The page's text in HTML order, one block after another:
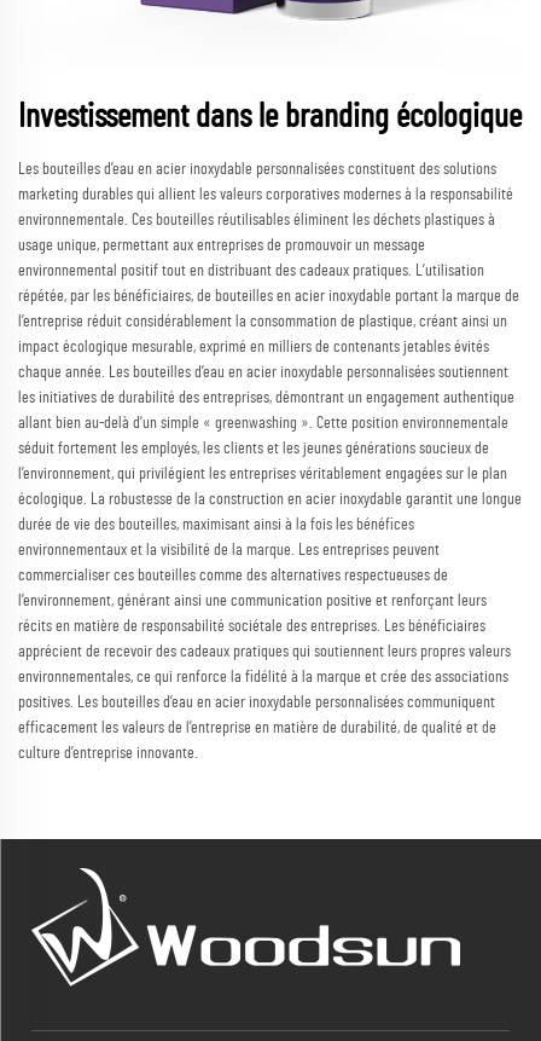
Investissement dans le branding écologique
Les bouteilles d’eau en acier inoxydable personnalisées constituent des solutions
marketing durables qui allient les valeurs corporatives modernes à la responsabilité
environnementale. Ces bouteilles réutilisables éliminent les déchets plastiques à
usage unique, permettant aux entreprises de promouvoir un message
environnemental positif tout en distribuant des cadeaux pratiques. L’utilisation
répétée, par les bénéficiaires, de bouteilles en acier inoxydable portant la marque de
l’entreprise réduit considérablement la consommation de plastique, créant ainsi un
impact écologique mesurable, exprimé en milliers de contenants jetables évités
chaque année. Les bouteilles d’eau en acier inoxydable personnalisées soutiennent
les initiatives de durabilité des entreprises, démontrant un engagement authentique
allant bien au-delà d’un simple « greenwashing ». Cette position environnementale
séduit fortement les employés, les clients et les jeunes générations soucieux de
l’environnement, qui privilégient les entreprises véritablement engagées sur le plan
écologique. La robustesse de la construction en acier inoxydable garantit une longue
durée de vie des bouteilles, maximisant ainsi à la fois les bénéfices
environnementaux et la visibilité de la marque. Les entreprises peuvent
commercialiser ces bouteilles comme des alternatives respectueuses de
l’environnement, générant ainsi une communication positive et renforçant leurs
récits en matière de responsabilité sociétale des entreprises. Les bénéficiaires
apprécient de recevoir des cadeaux pratiques qui soutiennent leurs propres valeurs
environnementales, ce qui renforce la fidélité à la marque et crée des associations
positives. Les bouteilles d’eau en acier inoxydable personnalisées communiquent
efficacement les valeurs de l’entreprise en matière de durabilité, de qualité et de
culture d’entreprise innovante.